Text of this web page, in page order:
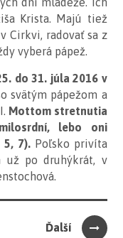
Krista. Majú tiež
Cirkvi, radovať sa z
vyberá pápež.
do 31. júla 2016 v
svätým pápežom a
Mottom stretnutia
lebo oni
5, 7).Poľsko privíta
už po druhýkrát, v
Ďalší